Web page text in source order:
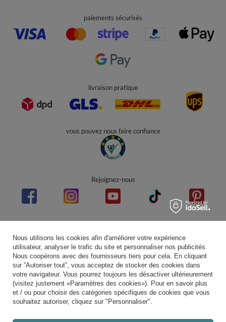
paiements sécurisés
livraison pratique
vous pouvez nous faire confiance
Rejoignez-nous
| Evaluation basée sur 7 plateforme(s) de vente et 3 d'avis client(s)
Nous utilisons les cookies afin d'améliorer votre expérience
utilisateur, analyser le trafic du site et personnaliser nos publicités.
Nous coopérons avec des fournisseurs tiers pour cela. En cliquant
sur ”Autoriser tout”, vous acceptez de stocker des cookies dans
votre navigateur. Vous pourrez toujours les désactiver ultérieurement
(visitez justement «Paramètres des cookies»). Pour en savoir plus
et / ou pour choisir des catégories spécifiques de cookies que vous
souhaitez autoriser, cliquez sur "Personnaliser".